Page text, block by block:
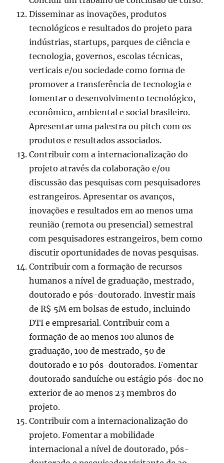
Disseminar as inovações, produtos
tecnológicos e resultados do projeto para
indústrias, startups, parques de ciência e
tecnologia, governos, escolas técnicas,
verticais e/ou sociedade como forma de
promover a transferência de tecnologia e
fomentar o desenvolvimento tecnológico,
econômico, ambiental e social brasileiro.
Apresentar uma palestra ou pitch com os
produtos e resultados associados.
Contribuir com a internacionalização do
projeto através da colaboração e/ou
discussão das pesquisas com pesquisadores
estrangeiros. Apresentar os avanços,
inovações e resultados em ao menos uma
reunião (remota ou presencial) semestral
com pesquisadores estrangeiros, bem como
discutir oportunidades de novas pesquisas.
Contribuir com a formação de recursos
humanos a nível de graduação, mestrado,
doutorado e pós-doutorado. Investir mais
de R$ 5M em bolsas de estudo, incluindo
DTI e empresarial. Contribuir com a
formação de ao menos 100 alunos de
graduação, 100 de mestrado, 50 de
doutorado e 10 pós-doutorados. Fomentar
doutorado sanduíche ou estágio pós-doc no
exterior de ao menos 23 membros do
projeto.
Contribuir com a internacionalização do
projeto. Fomentar a mobilidade
internacional a nível de doutorado, pós-